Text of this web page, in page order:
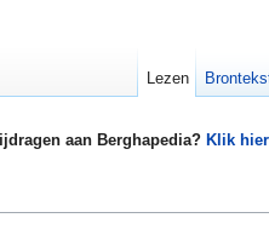
aan Berghapedia? Klik
Lezen